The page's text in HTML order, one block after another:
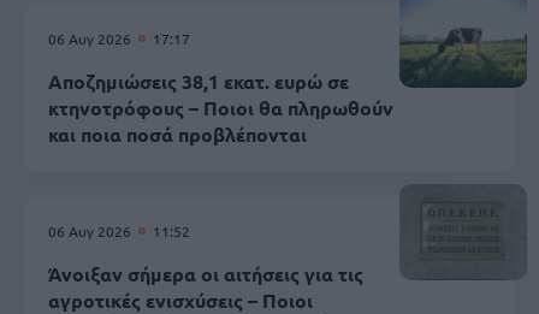
06 Αυγ 2026 17:17
Αποζημιώσεις 38,1 εκατ. ευρώ σε
κτηνοτρόφους – Ποιοι θα πληρωθούν
και ποια ποσά προβλέπονται
06 Αυγ 2026 11:52
Άνοιξαν σήμερα οι αιτήσεις για τις
αγροτικές ενισχύσεις – Ποιοι